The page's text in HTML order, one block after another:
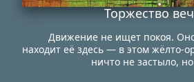
Торжество
Движение не ищет покоя.
находит её здесь — в этом жёлто-
ничто не застыло,